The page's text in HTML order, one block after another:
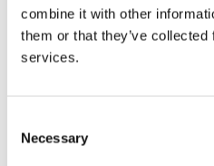
combine it with other
them or that they’ve
services.
Selection
Necessary